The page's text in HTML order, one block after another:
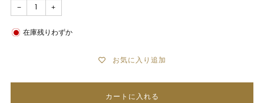
− +
在庫残りわずか
お気に入り追加
カートに入れる